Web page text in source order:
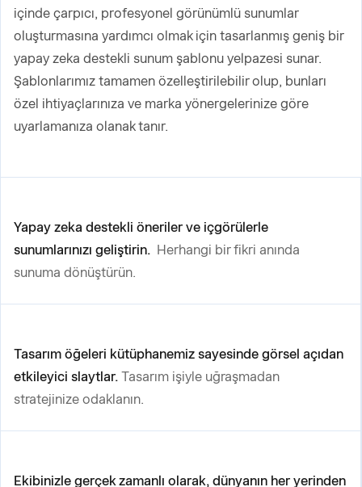
içinde çarpıcı, profesyonel görünümlü sunumlar
oluşturmasına yardımcı olmak için tasarlanmış geniş bir
yapay zeka destekli sunum şablonu yelpazesi sunar.
Şablonlarımız tamamen özelleştirilebilir olup, bunları
özel ihtiyaçlarınıza ve marka yönergelerinize göre
uyarlamanıza olanak tanır.
Yapay zeka destekli öneriler ve içgörülerle
sunumlarınızı geliştirin. Herhangi bir fikri anında
sunuma dönüştürün.
Tasarım öğeleri kütüphanemiz sayesinde görsel açıdan
etkileyici slaytlar. Tasarım işiyle uğraşmadan
stratejinize odaklanın.
Ekibinizle gerçek zamanlı olarak, dünyanın her yerinden